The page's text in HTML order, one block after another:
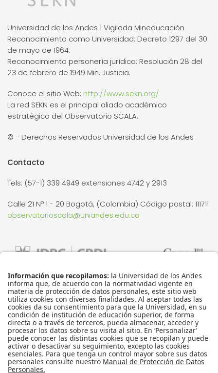
Universidad de los Andes | Vigilada Mineducación
Reconocimiento como Universidad: Decreto 1297 del 30
de mayo de 1964.
Reconocimiento personería jurídica: Resolución 28 del
23 de febrero de 1949 Min. Justicia.
Conoce el sitio Web: http://www.sekn.org/
La red SEKN es el principal aliado académico
estratégico del Observatorio SCALA.
© - Derechos Reservados Universidad de los Andes
Contacto
Tels: (57-1) 339 4949 extensiones 4742 y 2913
Calle 21 Nº 1 - 20 Bogotá, (Colombia) Código postal: 111711
observatorioscala@uniandes.edu.co